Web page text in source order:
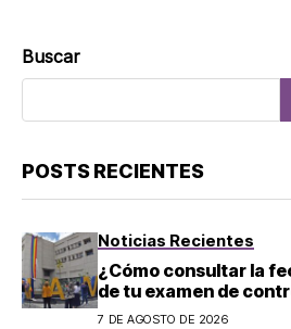
Buscar
POSTS RECIENTES
Noticias Recientes
¿Cómo consultar la
de tu examen de
UNAM da pasos a
7 DE AGOSTO DE 2026